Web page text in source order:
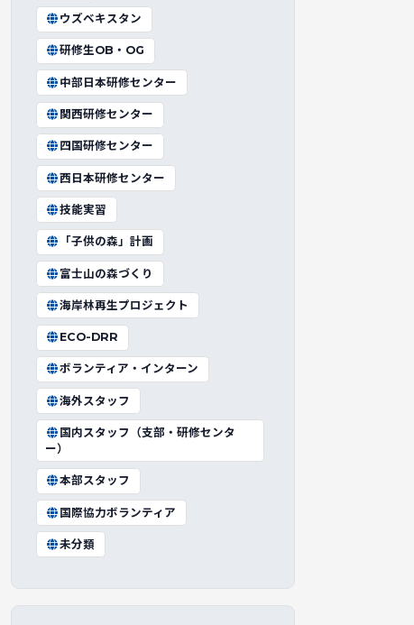
ウズベキスタン
研修生OB・OG
中部日本研修センター
関西研修センター
四国研修センター
西日本研修センター
技能実習
「子供の森」計画
富士山の森づくり
海岸林再生プロジェクト
ECO-DRR
ボランティア・インターン
海外スタッフ
国内スタッフ（支部・研修センタ
ー）
本部スタッフ
国際協力ボランティア
未分類